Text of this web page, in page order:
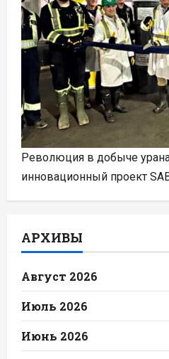
Революция в добыче
инновационный проект
АРХИВЫ
Август 2026
Июль 2026
Июнь 2026